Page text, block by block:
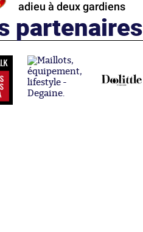
adieu à deux gardiens
partenaires